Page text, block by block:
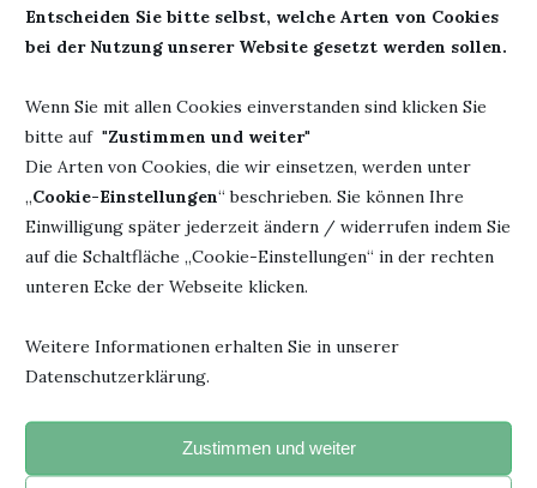
Entscheiden Sie bitte selbst, welche Arten von Cookies
bei der Nutzung unserer Website gesetzt werden sollen.
Wenn Sie mit allen Cookies einverstanden sind klicken Sie
bitte auf "Zustimmen und weiter"
Die Arten von Cookies, die wir einsetzen, werden unter
„Cookie-Einstellungen“ beschrieben. Sie können Ihre
Einwilligung später jederzeit ändern / widerrufen indem Sie
auf die Schaltfläche „Cookie-Einstellungen“ in der rechten
unteren Ecke der Webseite klicken.
Weitere Informationen erhalten Sie in unserer
Datenschutzerklärung.
Zustimmen und weiter
EIN INTERVIEW DER ETWAS ANDEREN ART
HINTERLASSE EINEN KOMMENTAR